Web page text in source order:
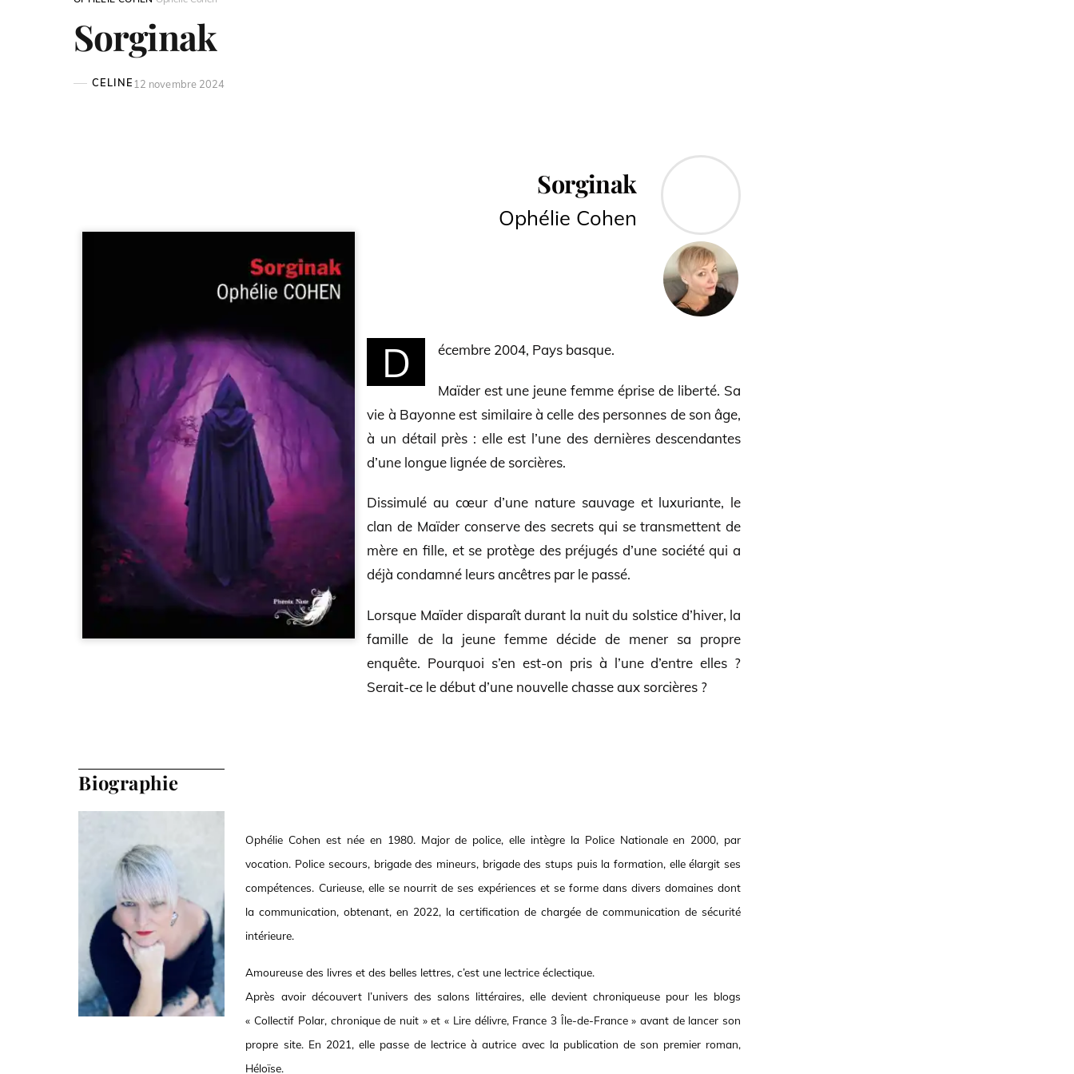
Sorginak
CELINE 12 novembre 2024
Sorginak
Ophélie Cohen
D écembre 2004, Pays basque.
Maïder est une jeune femme éprise de liberté. Sa
vie à Bayonne est similaire à celle des personnes de son âge,
à un détail près : elle est l’une des dernières descendantes
d’une longue lignée de sorcières.
Dissimulé au cœur d’une nature sauvage et luxuriante, le
clan de Maïder conserve des secrets qui se transmettent de
mère en fille, et se protège des préjugés d’une société qui a
déjà condamné leurs ancêtres par le passé.
Lorsque Maïder disparaît durant la nuit du solstice d’hiver, la
famille de la jeune femme décide de mener sa propre
enquête. Pourquoi s’en est-on pris à l’une d’entre elles ?
Serait-ce le début d’une nouvelle chasse aux sorcières ?
Biographie
Ophélie Cohen est née en 1980. Major de police, elle intègre la Police Nationale en 2000, par
vocation. Police secours, brigade des mineurs, brigade des stups puis la formation, elle élargit ses
compétences. Curieuse, elle se nourrit de ses expériences et se forme dans divers domaines dont
la communication, obtenant, en 2022, la certification de chargée de communication de sécurité
intérieure.
Amoureuse des livres et des belles lettres, c’est une lectrice éclectique.
Après avoir découvert l’univers des salons littéraires, elle devient chroniqueuse pour les blogs
« Collectif Polar, chronique de nuit » et « Lire délivre, France 3 Île-de-France » avant de lancer son
propre site. En 2021, elle passe de lectrice à autrice avec la publication de son premier roman,
Héloïse.